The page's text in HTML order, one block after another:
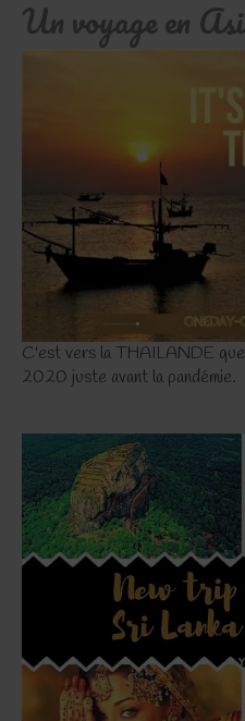
Un voyage en
C'est vers la THAILANDE que
2020 juste avant la pandémie.